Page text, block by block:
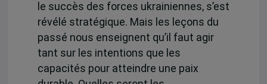
le succès des forces ukrainiennes, s’est
révélé stratégique. Mais les leçons du
passé nous enseignent qu’il faut agir
tant sur les intentions que les
capacités pour atteindre une paix